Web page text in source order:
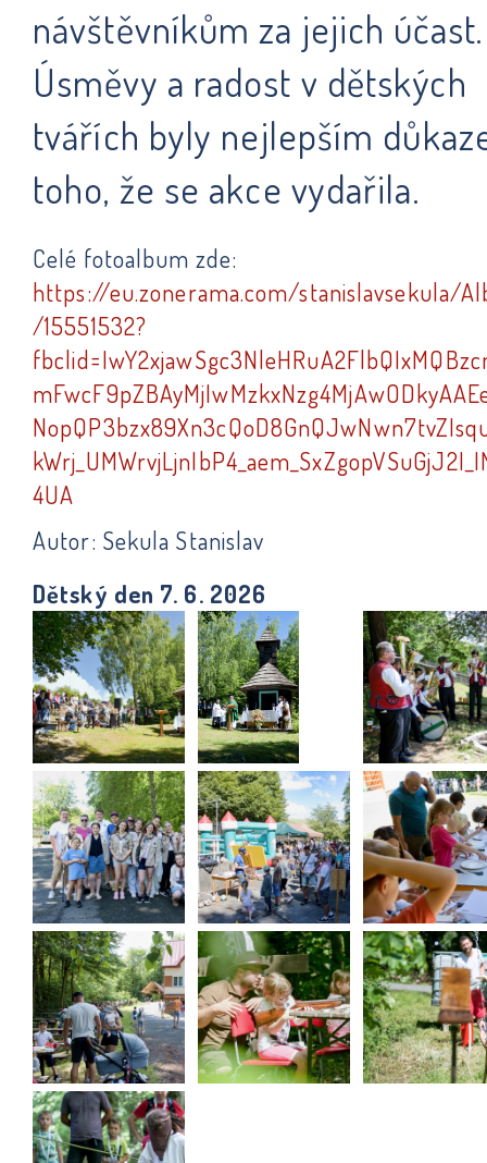
návštěvníkům za jejich účast.
Úsměvy a radost v dětských
tvářích byly nejlepším
toho, že se akce vydařila.
Celé fotoalbum zde:
https://eu.zonerama.com/stanislavsekula/
/15551532?
4UA
Autor: Sekula Stanislav
Dětský den 7. 6. 2026